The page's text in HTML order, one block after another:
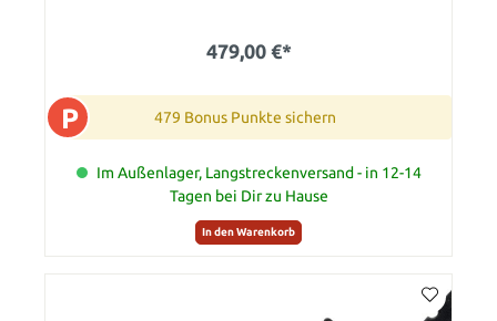
479,00 €*
P 479 Bonus Punkte sichern
Im Außenlager, Langstreckenversand - in 12-14
Tagen bei Dir zu Hause
In den Warenkorb